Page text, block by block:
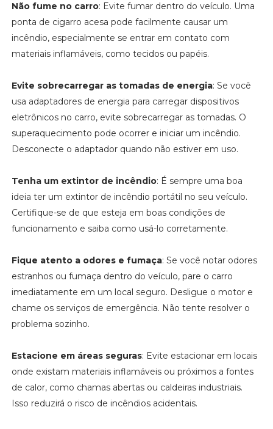
Não fume no carro: Evite fumar dentro do veículo. Uma
ponta de cigarro acesa pode facilmente causar um
incêndio, especialmente se entrar em contato com
materiais inflamáveis, como tecidos ou papéis.
Evite sobrecarregar as tomadas de energia: Se você
usa adaptadores de energia para carregar dispositivos
eletrônicos no carro, evite sobrecarregar as tomadas. O
superaquecimento pode ocorrer e iniciar um incêndio.
Desconecte o adaptador quando não estiver em uso.
Tenha um extintor de incêndio: É sempre uma boa
ideia ter um extintor de incêndio portátil no seu veículo.
Certifique-se de que esteja em boas condições de
funcionamento e saiba como usá-lo corretamente.
Fique atento a odores e fumaça: Se você notar odores
estranhos ou fumaça dentro do veículo, pare o carro
imediatamente em um local seguro. Desligue o motor e
chame os serviços de emergência. Não tente resolver o
problema sozinho.
Estacione em áreas seguras: Evite estacionar em locais
onde existam materiais inflamáveis ou próximos a fontes
de calor, como chamas abertas ou caldeiras industriais.
Isso reduzirá o risco de incêndios acidentais.